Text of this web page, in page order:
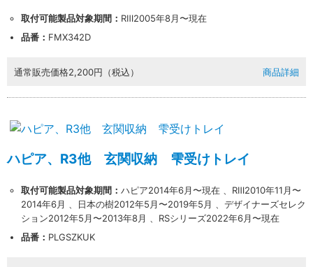
取付可能製品対象期間： RⅢ2005年8月〜現在
品番： FMX342D
通常販売価格2,200円（税込） 商品詳細
ハピア、R3他 玄関収納 雫受けトレイ
取付可能製品対象期間： ハピア2014年6月〜現在 、RⅢ2010年11月〜
2014年6月 、日本の樹2012年5月〜2019年5月 、デザイナーズセレク
ション2012年5月〜2013年8月 、RSシリーズ2022年6月〜現在
品番： PLGSZKUK